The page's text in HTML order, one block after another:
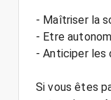
- Maîtriser la
- Etre
- Anticiper les
Si vous êtes